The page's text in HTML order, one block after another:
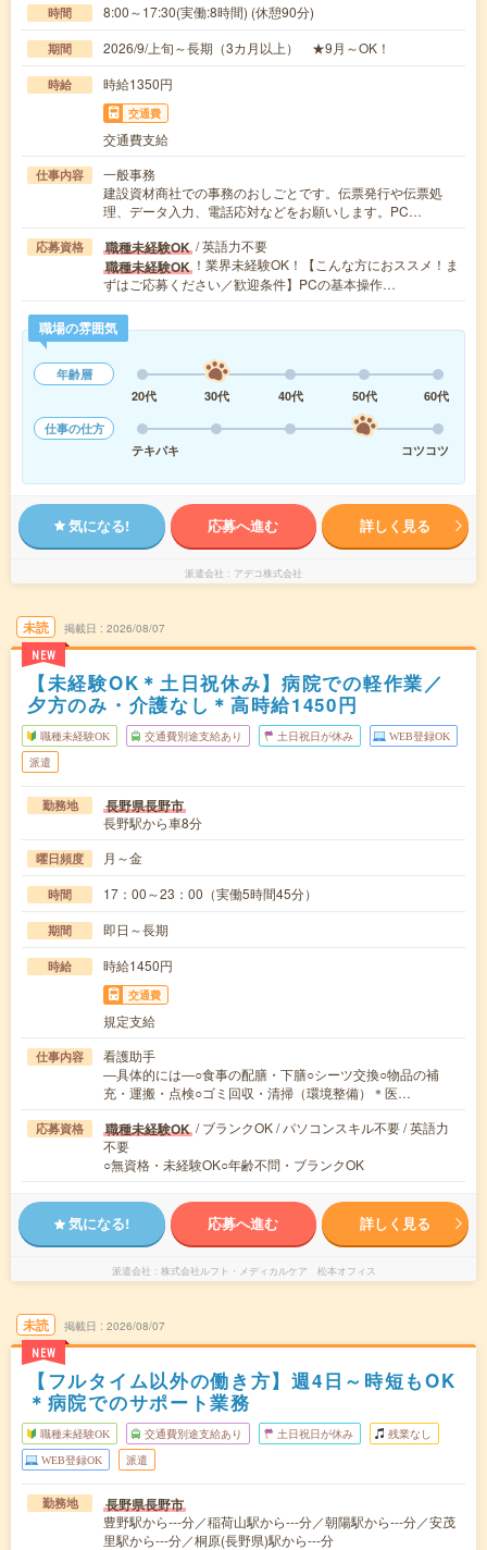
時間 8:00～17:30(実働:8時間) (休憩90分)
期間 2026/9/上旬～長期（3カ月以上） ★9月～OK！
時給 時給1350円
交通費
交通費支給
仕事内容
一般事務
建設資材商社での事務のおしごとです。伝票発行や伝票処
理、データ入力、電話応対などをお願いします。PC…
応募資格 職種未経験OK / 英語力不要
職種未経験OK ！業界未経験OK！【こんな方におススメ！ま
ずはご応募ください／歓迎条件】PCの基本操作…
職場の雰囲気
年齢層
20代
30代 40代 50代
60代
仕事の仕方
テキパキ
コツコツ
気になる! 応募へ進む 詳しく見る
派遣会社 アデコ株式会社
未読
NEW
掲載日 2026/08/07
【未経験OK＊土日祝休み】病院での軽作業／
夕方のみ・介護なし＊高時給1450円
職種未経験OK 交通費別途支給あり 土日祝日が休み WEB登録OK
派遣
勤務地 長野県長野市
長野駅から車8分
曜日頻度 月～金
時間 17：00～23：00（実働5時間45分）
期間 即日～長期
時給 時給1450円
交通費
規定支給
仕事内容
看護助手
―具体的には―○食事の配膳・下膳○シーツ交換○物品の補
充・運搬・点検○ゴミ回収・清掃（環境整備）＊医…
応募資格 職種未経験OK / ブランクOK / パソコンスキル不要 / 英語力
不要
○無資格・未経験OK○年齢不問・ブランクOK
気になる! 応募へ進む 詳しく見る
派遣会社 株式会社ルフト・メディカルケア 松本オフィス
未読
NEW
掲載日 2026/08/07
【フルタイム以外の働き方】週4日～時短もOK
＊病院でのサポート業務
職種未経験OK 交通費別途支給あり 土日祝日が休み 残業なし
WEB登録OK 派遣
勤務地 長野県長野市
豊野駅から---分／稲荷山駅から---分／朝陽駅から---分／安茂
里駅から---分／桐原(長野県)駅から---分